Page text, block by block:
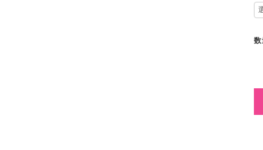
数